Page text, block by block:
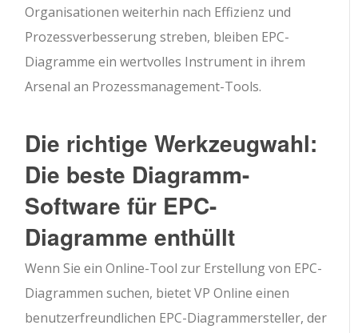
Organisationen weiterhin nach Effizienz und
Prozessverbesserung streben, bleiben EPC-
Diagramme ein wertvolles Instrument in ihrem
Arsenal an Prozessmanagement-Tools.
Die richtige Werkzeugwahl:
Die beste Diagramm-
Software für EPC-
Diagramme enthüllt
Wenn Sie ein Online-Tool zur Erstellung von EPC-
Diagrammen suchen, bietet VP Online einen
benutzerfreundlichen EPC-Diagrammersteller, der